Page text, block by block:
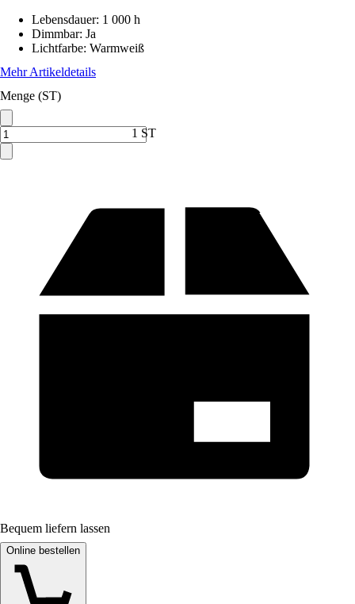
Lebensdauer: 1 000 h
Dimmbar: Ja
Lichtfarbe: Warmweiß
Mehr Artikeldetails
Menge (ST)
1 ST
Bequem liefern lassen
Online bestellen